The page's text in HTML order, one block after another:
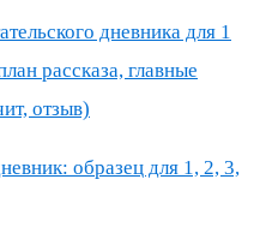
дневника для 1
рассказа, главные
отзыв)
образец для 1, 2, 3,